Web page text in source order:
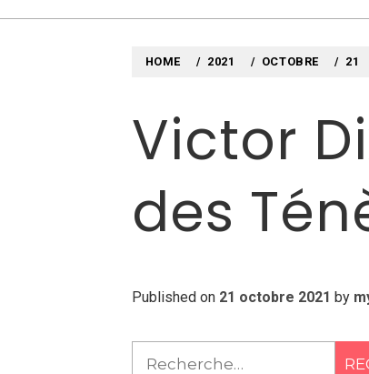
HOME 2021 OCTOBRE 21
Victor
des
Published on 21 octobre 2021 by
Rechercher :